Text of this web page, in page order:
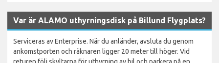
Var är ALAMO uthyrningsdisk på Billund Flygplats?
Serviceras av Enterprise. När du anländer, avsluta du genom
ankomstporten och räknaren ligger 20 meter till höger. Vid
returen följ skyltarna för uthyrning av bil och parkera på en